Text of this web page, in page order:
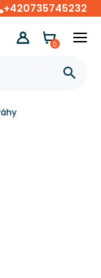
+420735745232

0